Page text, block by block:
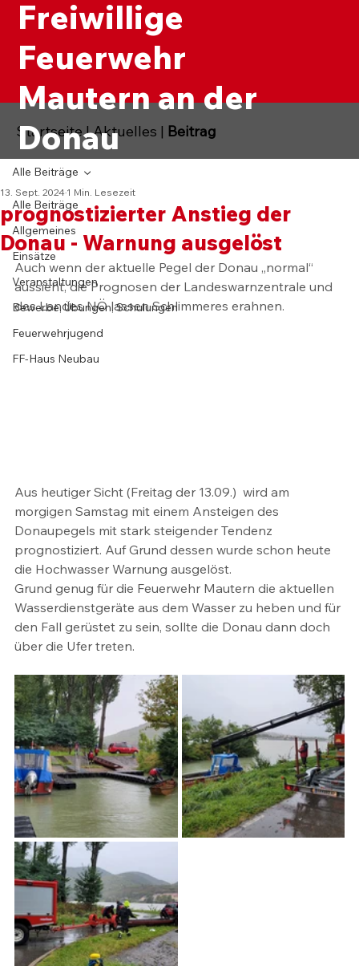
Freiwillige
Feuerwehr
Mautern an der
Donau
Alle Beiträge
Allgemeines
Einsätze
Veranstaltungen
Bewerbe, Übungen, Schulungen
Feuerwehrjugend
FF-Haus Neubau
Alle Beiträge
prognostizierter Anstieg der
Donau - Warnung ausgelöst
13. Sept. 2024 1 Min. Lesezeit
Auch wenn der aktuelle Pegel der Donau „normal“
aussieht, die Prognosen der Landeswarnzentrale und
des Landes NÖ lassen Schlimmeres erahnen.
Aus heutiger Sicht (Freitag der 13.09.)  wird am
morgigen Samstag mit einem Ansteigen des
Donaupegels mit stark steigender Tendenz
prognostiziert. Auf Grund dessen wurde schon heute
die Hochwasser Warnung ausgelöst.
Grund genug für die Feuerwehr Mautern die aktuellen
Wasserdienstgeräte aus dem Wasser zu heben und für
den Fall gerüstet zu sein, sollte die Donau dann doch
über die Ufer treten.
Startseite|Aktuelles | Beitrag